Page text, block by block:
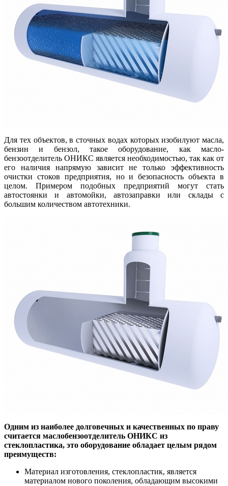
Для тех объектов, в сточных водах которых изобилуют масла,
бензин и бензол, такое оборудование, как масло-
бензоотделитель ОНИКС является необходимостью, так как от
его наличия напрямую зависит не только эффективность
очистки стоков предприятия, но и безопасность объекта в
целом. Примером подобных предприятий могут стать
автостоянки и автомойки, автозаправки или склады с
большим количеством автотехники.
Одним из наиболее долговечных и качественных по праву
считается маслобензоотделитель ОНИКС из
стеклопластика, это оборудование обладает целым рядом
преимуществ:
Материал изготовления, стеклопластик, является
материалом нового поколения, обладающим высокими